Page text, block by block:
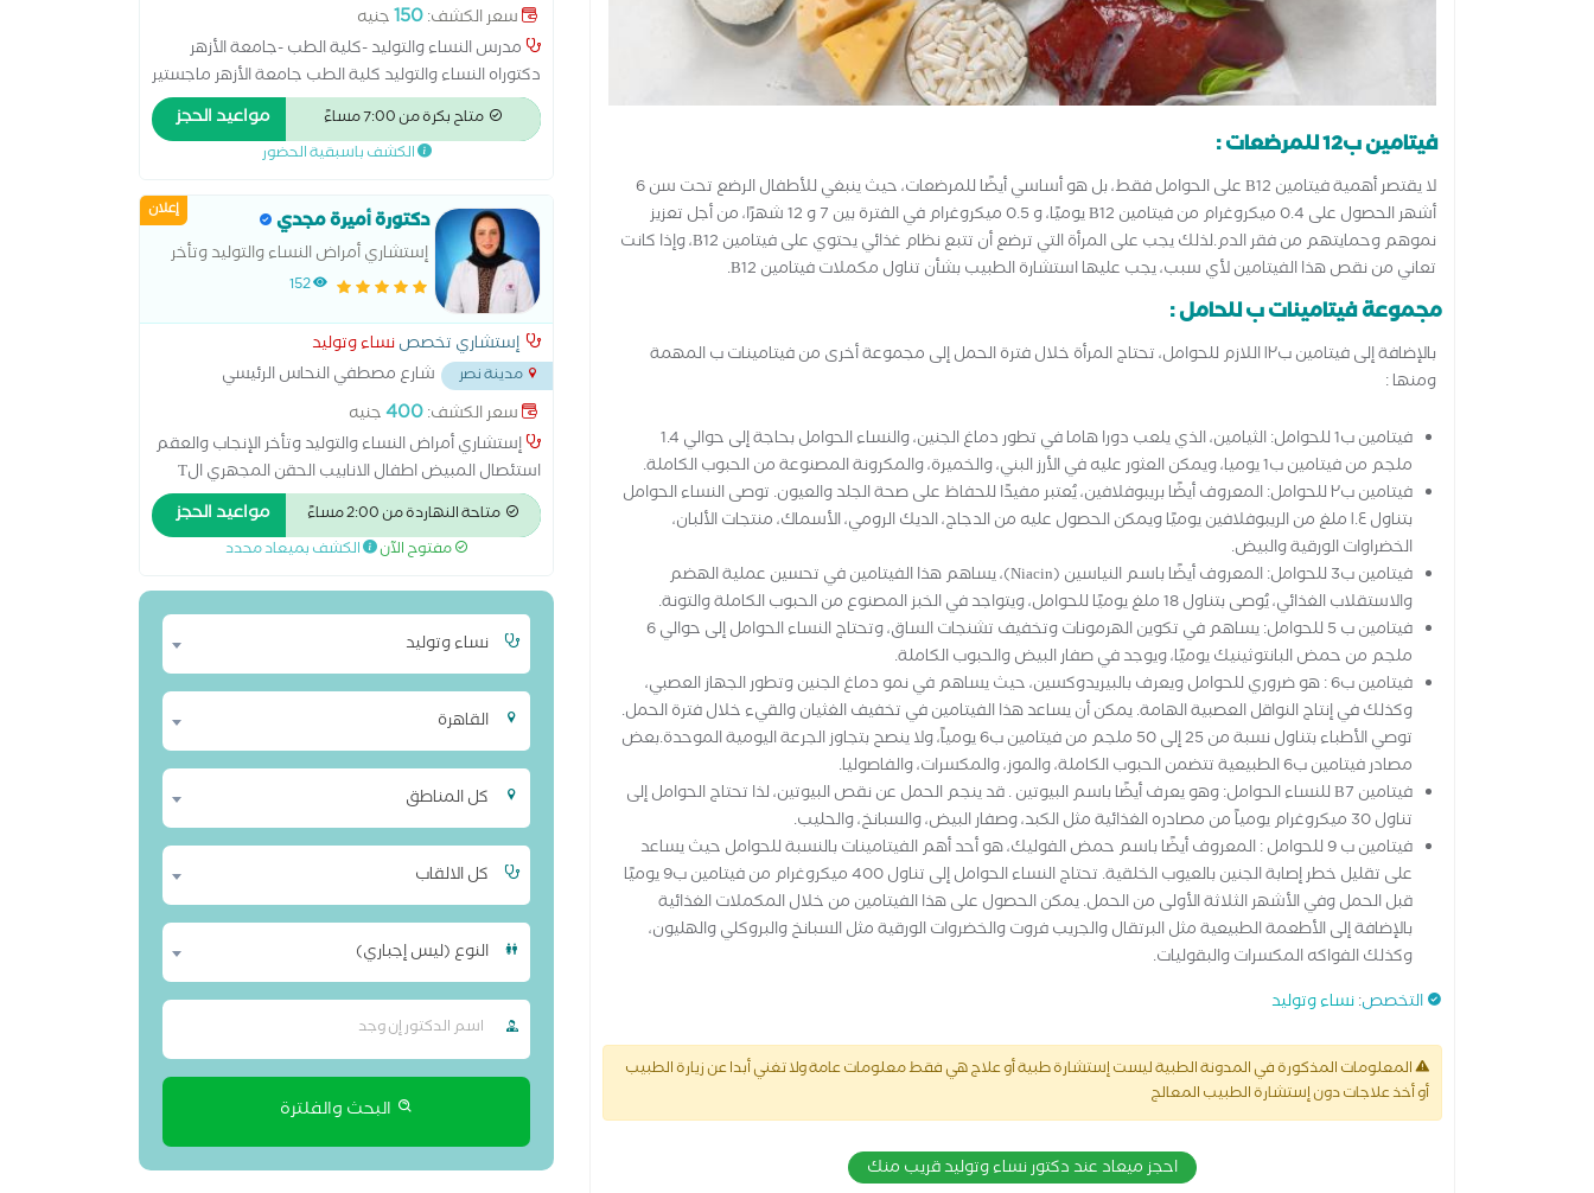
فيتامين ب12 للمرضعات :
لا يقتصر أهمية فيتامين B12 على الحوامل فقط، بل هو أساسي أيضًا للمرضعات، حيث ينبغي للأطفال الرضع تحت سن 6
أشهر الحصول على 0.4 ميكروغرام من فيتامين B12 يوميًا، و 0.5 ميكروغرام في الفترة بين 7 و 12 شهرًا، من أجل تعزيز
نموهم وحمايتهم من فقر الدم.لذلك يجب على المرأة التي ترضع أن تتبع نظام غذائي يحتوي على فيتامين B12، وإذا كانت
تعاني من نقص هذا الفيتامين لأي سبب، يجب عليها استشارة الطبيب بشأن تناول مكملات فيتامين B12.
مجموعة فيتامينات ب للحامل :
بالإضافة إلى فيتامين ب١٢ اللازم للحوامل، تحتاج المرأة خلال فترة الحمل إلى مجموعة أخرى من فيتامينات ب المهمة
ومنها :
فيتامين ب1 للحوامل: الثيامين، الذي يلعب دورا هاما في تطور دماغ الجنين، والنساء الحوامل بحاجة إلى حوالي 1.4
ملجم من فيتامين ب1 يوميا، ويمكن العثور عليه في الأرز البني، والخميرة، والمكرونة المصنوعة من الحبوب الكاملة.
فيتامين ب٢ للحوامل: المعروف أيضًا بريبوفلافين، يُعتبر مفيدًا للحفاظ على صحة الجلد والعيون. توصى النساء الحوامل
بتناول ١.٤ ملغ من الريبوفلافين يوميًا ويمكن الحصول عليه من الدجاج، الديك الرومي، الأسماك، منتجات الألبان،
الخضراوات الورقية والبيض.
فيتامين ب3 للحوامل: المعروف أيضًا باسم النياسين (Niacin)، يساهم هذا الفيتامين في تحسين عملية الهضم
والاستقلاب الغذائي، يُوصى بتناول 18 ملغ يوميًا للحوامل، ويتواجد في الخبز المصنوع من الحبوب الكاملة والتونة.
فيتامين ب 5 للحوامل: يساهم في تكوين الهرمونات وتخفيف تشنجات الساق، وتحتاج النساء الحوامل إلى حوالي 6
ملجم من حمض البانتوثينيك يوميًا، ويوجد في صفار البيض والحبوب الكاملة.
فيتامين ب6 : هو ضروري للحوامل ويعرف بالبيريدوكسين، حيث يساهم في نمو دماغ الجنين وتطور الجهاز العصبي،
وكذلك في إنتاج النواقل العصبية الهامة. يمكن أن يساعد هذا الفيتامين في تخفيف الغثيان والقيء خلال فترة الحمل.
توصي الأطباء بتناول نسبة من 25 إلى 50 ملجم من فيتامين ب6 يومياً، ولا ينصح بتجاوز الجرعة اليومية الموحدة.بعض
مصادر فيتامين ب6 الطبيعية تتضمن الحبوب الكاملة، والموز، والمكسرات، والفاصوليا.
فيتامين B7 للنساء الحوامل: وهو يعرف أيضًا باسم البيوتين . قد ينجم الحمل عن نقص البيوتين، لذا تحتاج الحوامل إلى
تناول 30 ميكروغرام يومياً من مصادره الغذائية مثل الكبد، وصفار البيض، والسبانخ، والحليب.
فيتامين ب 9 للحوامل : المعروف أيضًا باسم حمض الفوليك، هو أحد أهم الفيتامينات بالنسبة للحوامل حيث يساعد
على تقليل خطر إصابة الجنين بالعيوب الخلقية. تحتاج النساء الحوامل إلى تناول 400 ميكروغرام من فيتامين ب9 يوميًا
قبل الحمل وفي الأشهر الثلاثة الأولى من الحمل. يمكن الحصول على هذا الفيتامين من خلال المكملات الغذائية
بالإضافة إلى الأطعمة الطبيعية مثل البرتقال والجريب فروت والخضروات الورقية مثل السبانخ والبروكلي والهليون،
وكذلك الفواكه المكسرات والبقوليات.
التخصص:نساء وتوليد
المعلومات المذكورة في المدونة الطبية ليست إستشارة طبية أو علاج هي فقط معلومات عامة ولا تغني أبدا عن زيارة الطبيب
أو أخذ علاجات دون إستشارة الطبيب المعالج
احجز ميعاد عند دكتور نساء وتوليد قريب منك
سعر الكشف:150جنيه
مدرس النساء والتوليد -كلية الطب -جامعة الأزهر
دكتوراه النساء والتوليد كلية الطب جامعة الأزهر ماجستير
النساء والتوليد المركز الدولي الإسلامي زميل طب الجنين
وتشوهات الأجنه _القصر العيني استشاري الحقن
المجهري مستشفى آدم الدولي
متاح بكرة من 7:00 مساءً مواعيد الحجز
الكشف باسبقية الحضور
إعلان دكتورة أميرة مجدي
إستشاري أمراض النساء والتوليد وتأخر
الإنجاب والعقم 152
إستشاري تخصصنساء وتوليد
مدينة نصر
شارع مصطفي النحاس الرئيسي
بجوار مدرسه المنهل... سعر الكشف:400جنيه
إستشاري أمراض النساء والتوليد وتأخر الإنجاب والعقم
استئصال المبيض اطفال الانابيب الحقن المجهري الT
الT الهرموني الولادة الطبيعية الولادة القيصرية تحليل
بطانة الرحم ربط قناة فالوب رعاية ما قبل الولادة وبعدها
سونار سونار ثلاثي الابعاد سونار رباعي الابعاد عمليات
متاحة النهاردة من 2:00 مساءً مواعيد الحجز
مفتوح الآن الكشف بميعاد محدد
نساء وتوليد
القاهرة
كل المناطق
كل الالقاب
النوع (ليس إجباري)
البحث والفلترة